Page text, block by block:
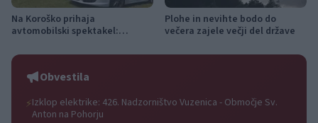
Na Koroško prihaja
avtomobilski spektakel:
progah in atraktivni Car Meet
Plohe in nevihte bodo do
večera zajele večji del države
Obvestila
⚡Izklop elektrike: 426. Nadzorništvo Vuzenica - Območje Sv.
Anton na Pohorju